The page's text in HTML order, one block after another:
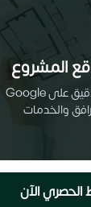
المشروع
احصل على الموقع الجغرافي الدقيق على Google
الآن